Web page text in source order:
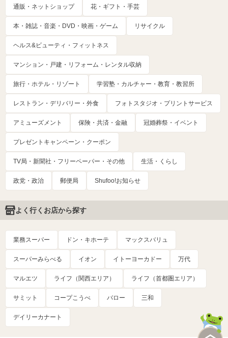
通販・ネットショップ 花・ギフト・手芸
本・雑誌・音楽・DVD・映画・ゲーム リサイクル
ヘルス&ビューティ・フィットネス
マンション・戸建・リフォーム・レンタル収納
旅行・ホテル・リゾート 学習塾・カルチャー・教育・教習所
レストラン・デリバリー・外食 フォトスタジオ・プリントサービス
アミューズメント 保険・共済・金融 冠婚葬祭・イベント
プレゼントキャンペーン・クーポン
TV局・新聞社・フリーペーパー・その他 生活・くらし
政党・政治 郵便局 Shufoo!お知らせ
よく行くお店から探す
業務スーパー ドン・キホーテ マックスバリュ
スーパーみらべる イオン イトーヨーカドー 万代
マルエツ ライフ（関西エリア） ライフ（首都圏エリア）
サミット コープこうべ バロー 三和
デイリーカナート